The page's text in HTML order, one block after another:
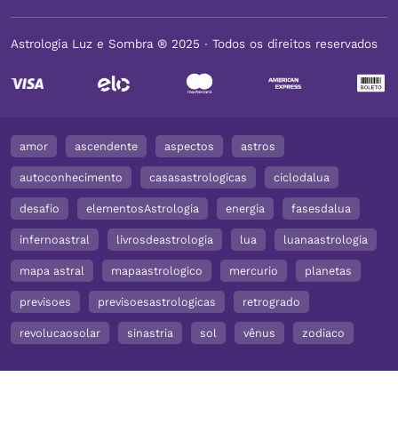
Astrologia Luz e Sombra ® 2025 ∙ Todos os direitos reservados
amor ascendente aspectos astros
autoconhecimento casasastrologicas ciclodalua
desafio elementosAstrologia energia fasesdalua
infernoastral livrosdeastrologia lua luanaastrologia
mapa astral mapaastrologico mercurio planetas
previsoes previsoesastrologicas retrogrado
revolucaosolar sinastria sol vênus zodiaco